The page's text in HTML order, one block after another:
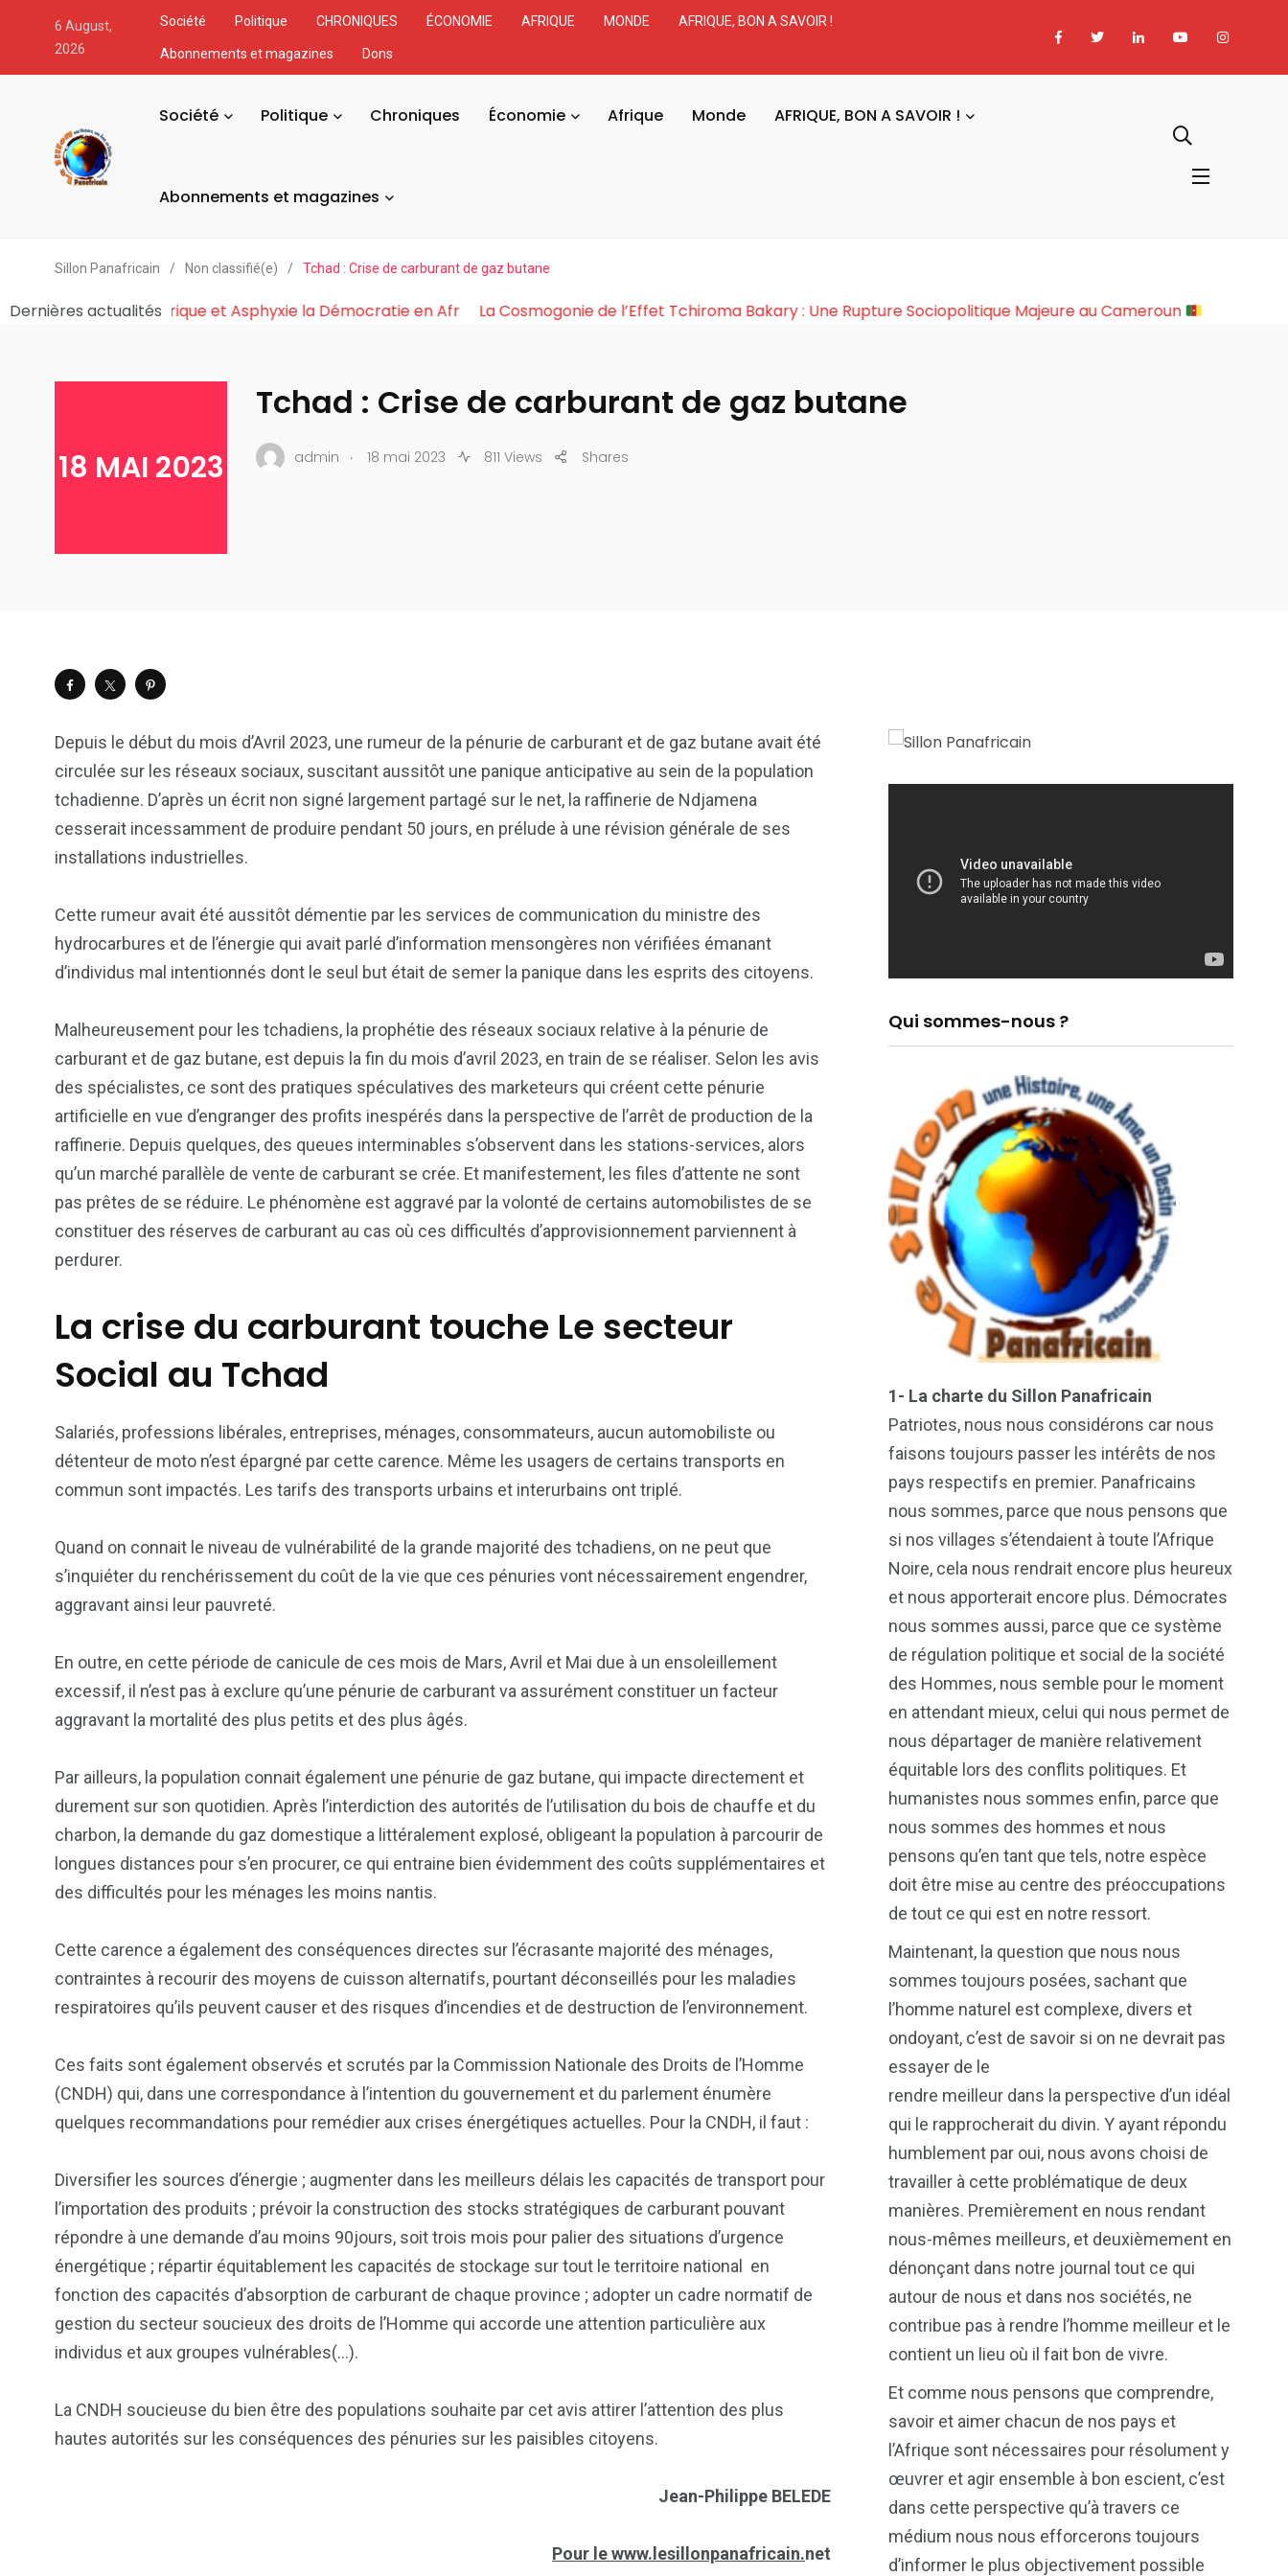
6 August,
2026
Société Politique CHRONIQUES ÉCONOMIE AFRIQUE MONDE AFRIQUE, BON A SAVOIR !
Abonnements et magazines Dons
Société Politique Chroniques Économie Afrique Monde AFRIQUE, BON A SAVOIR !
Abonnements et magazines
Sillon Panafricain / Non classifié(e) / Tchad : Crise de carburant de gaz butane
Dernières actualités
le Contrôle Économique du Pouvoir Fabrique et Asphyxie la Démocratie en Afr La Cosmogonie de l’Effet Tchiroma Bakary : Une Rupture Sociopolitique Majeure au
18 MAI 2023
Tchad : Crise de carburant de gaz butane
admin . 18 mai 2023 811 Views Shares
Depuis le début du mois d’Avril 2023, une rumeur de la pénurie de carburant et de gaz butane avait été
circulée sur les réseaux sociaux, suscitant aussitôt une panique anticipative au sein de la population
tchadienne. D’après un écrit non signé largement partagé sur le net, la raffinerie de Ndjamena
cesserait incessamment de produire pendant 50 jours, en prélude à une révision générale de ses
installations industrielles.
Cette rumeur avait été aussitôt démentie par les services de communication du ministre des
hydrocarbures et de l’énergie qui avait parlé d’information mensongères non vérifiées émanant
d’individus mal intentionnés dont le seul but était de semer la panique dans les esprits des citoyens.
Malheureusement pour les tchadiens, la prophétie des réseaux sociaux relative à la pénurie de
carburant et de gaz butane, est depuis la fin du mois d’avril 2023, en train de se réaliser. Selon les avis
des spécialistes, ce sont des pratiques spéculatives des marketeurs qui créent cette pénurie
artificielle en vue d’engranger des profits inespérés dans la perspective de l’arrêt de production de la
raffinerie. Depuis quelques, des queues interminables s’observent dans les stations-services, alors
qu’un marché parallèle de vente de carburant se crée. Et manifestement, les files d’attente ne sont
pas prêtes de se réduire. Le phénomène est aggravé par la volonté de certains automobilistes de se
constituer des réserves de carburant au cas où ces difficultés d’approvisionnement parviennent à
perdurer.
La crise du carburant touche Le secteur
Social au Tchad
Salariés, professions libérales, entreprises, ménages, consommateurs, aucun automobiliste ou
détenteur de moto n’est épargné par cette carence. Même les usagers de certains transports en
commun sont impactés. Les tarifs des transports urbains et interurbains ont triplé.
Quand on connait le niveau de vulnérabilité de la grande majorité des tchadiens, on ne peut que
s’inquiéter du renchérissement du coût de la vie que ces pénuries vont nécessairement engendrer,
aggravant ainsi leur pauvreté.
En outre, en cette période de canicule de ces mois de Mars, Avril et Mai due à un ensoleillement
excessif, il n’est pas à exclure qu’une pénurie de carburant va assurément constituer un facteur
aggravant la mortalité des plus petits et des plus âgés.
Par ailleurs, la population connait également une pénurie de gaz butane, qui impacte directement et
durement sur son quotidien. Après l’interdiction des autorités de l’utilisation du bois de chauffe et du
charbon, la demande du gaz domestique a littéralement explosé, obligeant la population à parcourir de
longues distances pour s’en procurer, ce qui entraine bien évidemment des coûts supplémentaires et
des difficultés pour les ménages les moins nantis.
Cette carence a également des conséquences directes sur l’écrasante majorité des ménages,
contraintes à recourir des moyens de cuisson alternatifs, pourtant déconseillés pour les maladies
respiratoires qu’ils peuvent causer et des risques d’incendies et de destruction de l’environnement.
Ces faits sont également observés et scrutés par la Commission Nationale des Droits de l’Homme
(CNDH) qui, dans une correspondance à l’intention du gouvernement et du parlement énumère
quelques recommandations pour remédier aux crises énergétiques actuelles. Pour la CNDH, il faut :
Diversifier les sources d’énergie ; augmenter dans les meilleurs délais les capacités de transport pour
l’importation des produits ; prévoir la construction des stocks stratégiques de carburant pouvant
répondre à une demande d’au moins 90jours, soit trois mois pour palier des situations d’urgence
énergétique ; répartir équitablement les capacités de stockage sur tout le territoire national en
fonction des capacités d’absorption de carburant de chaque province ; adopter un cadre normatif de
gestion du secteur soucieux des droits de l’Homme qui accorde une attention particulière aux
individus et aux groupes vulnérables(…).
La CNDH soucieuse du bien être des populations souhaite par cet avis attirer l’attention des plus
hautes autorités sur les conséquences des pénuries sur les paisibles citoyens.
Jean-Philippe BELEDE
Pour le www.lesillonpanafricain.net
Qui sommes-nous ?
1- La charte du Sillon Panafricain
Patriotes, nous nous considérons car nous
faisons toujours passer les intérêts de nos
pays respectifs en premier. Panafricains
nous sommes, parce que nous pensons que
si nos villages s’étendaient à toute l’Afrique
Noire, cela nous rendrait encore plus heureux
et nous apporterait encore plus. Démocrates
nous sommes aussi, parce que ce système
de régulation politique et social de la société
des Hommes, nous semble pour le moment
en attendant mieux, celui qui nous permet de
nous départager de manière relativement
équitable lors des conflits politiques. Et
humanistes nous sommes enfin, parce que
nous sommes des hommes et nous
pensons qu’en tant que tels, notre espèce
doit être mise au centre des préoccupations
de tout ce qui est en notre ressort.
Maintenant, la question que nous nous
sommes toujours posées, sachant que
l’homme naturel est complexe, divers et
ondoyant, c’est de savoir si on ne devrait pas
essayer de le
rendre meilleur dans la perspective d’un idéal
qui le rapprocherait du divin. Y ayant répondu
humblement par oui, nous avons choisi de
travailler à cette problématique de deux
manières. Premièrement en nous rendant
nous-mêmes meilleurs, et deuxièmement en
dénonçant dans notre journal tout ce qui
autour de nous et dans nos sociétés, ne
contribue pas à rendre l’homme meilleur et le
contient un lieu où il fait bon de vivre.
Et comme nous pensons que comprendre,
savoir et aimer chacun de nos pays et
l’Afrique sont nécessaires pour résolument y
œuvrer et agir ensemble à bon escient, c’est
dans cette perspective qu’à travers ce
médium nous nous efforcerons toujours
d’informer le plus objectivement possible